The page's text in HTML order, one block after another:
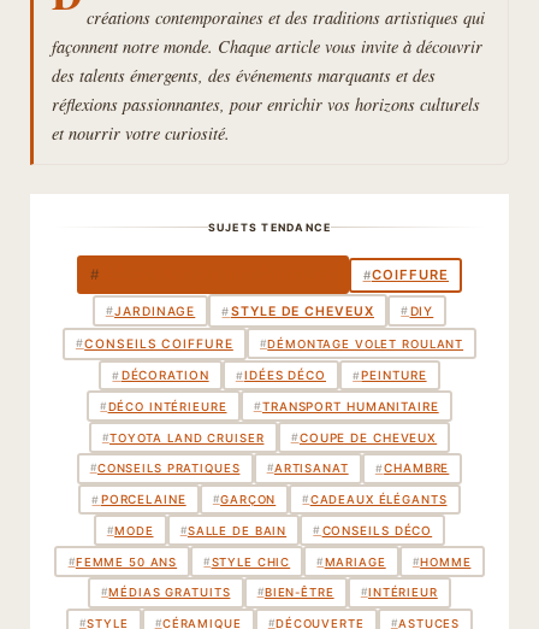
créations contemporaines et des traditions artistiques qui
façonnent notre monde. Chaque article vous invite à découvrir
des talents émergents, des événements marquants et des
réflexions passionnantes, pour enrichir vos horizons culturels
et nourrir votre curiosité.
SUJETS TENDANCE
# #COIFFURE
#JARDINAGE #STYLE DE CHEVEUX #DIY
#CONSEILS COIFFURE #DÉMONTAGE VOLET ROULANT
#DÉCORATION #IDÉES DÉCO #PEINTURE
# DÉCO INTÉRIEURE #TRANSPORT HUMANITAIRE
#TOYOTA LAND CRUISER #COUPE DE CHEVEUX
#CONSEILS PRATIQUES #ARTISANAT #CHAMBRE
#PORCELAINE #GARÇON # CADEAUX ÉLÉGANTS
#MODE #SALLE DE BAIN #CONSEILS DÉCO
#FEMME 50 ANS # STYLE CHIC # MARIAGE #HOMME
#MÉDIAS GRATUITS #BIEN-ÊTRE #INTÉRIEUR
#STYLE #CÉRAMIQUE #DÉCOUVERTE #ASTUCES